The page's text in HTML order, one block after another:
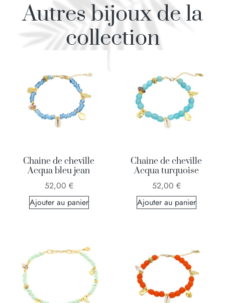
Autres bijoux de la
collection
Chaine de cheville
Acqua bleu jean
52,00 €
Ajouter au panier
Chaine de cheville
Acqua turquoise
52,00 €
Ajouter au panier